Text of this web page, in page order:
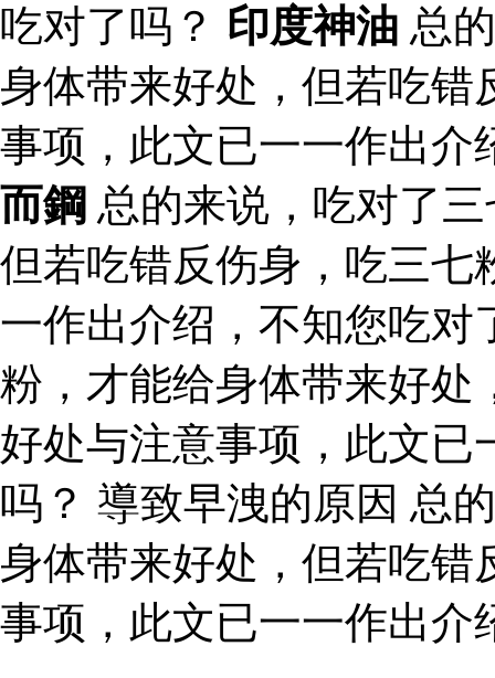
吃对了吗？ 印度神油 总
身体带来好处，但若吃错
事项，此文已一一作出
而鋼 总的来说，吃对了
但若吃错反伤身，吃三七
一作出介绍，不知您吃对
粉，才能给身体带来好处
好处与注意事项，此文已
吗？ 導致早洩的原因 总
身体带来好处，但若吃错
事项，此文已一一作出介